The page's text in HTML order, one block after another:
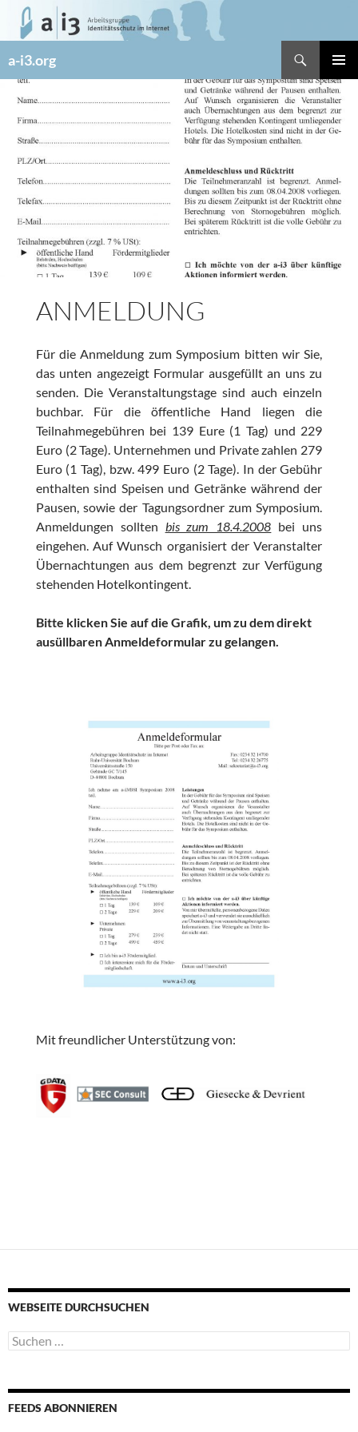
Zum
Inhalt
a-i3.org
MENÜ
ANMELDUNG
Für die Anmeldung zum Symposium bitten wir Sie,
das unten angezeigt Formular ausgefüllt an uns zu
senden. Die Veranstaltungstage sind auch einzeln
buchbar. Für die öffentliche Hand liegen die
Teilnahmegebühren bei 139 Eure (1 Tag) und 229
Euro (2 Tage). Unternehmen und Private zahlen 279
Euro (1 Tag), bzw. 499 Euro (2 Tage). In der Gebühr
enthalten sind Speisen und Getränke während der
Pausen, sowie der Tagungsordner zum Symposium.
Anmeldungen sollten bis zum 18.4.2008 bei uns
eingehen. Auf Wunsch organisiert der Veranstalter
Übernachtungen aus dem begrenzt zur Verfügung
stehenden Hotelkontingent.
Bitte klicken Sie auf die Grafik, um zu dem direkt
ausüllbaren Anmeldeformular zu gelangen.
Mit freundlicher Unterstützung von:
WEBSEITE DURCHSUCHEN
Suchen
nach:
FEEDS ABONNIEREN